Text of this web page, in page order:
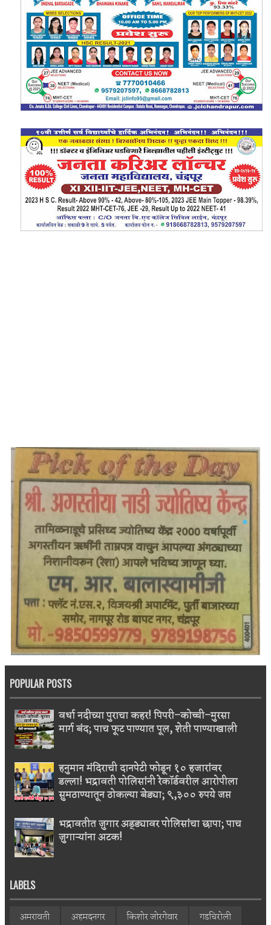
POPULAR POSTS
वर्धा नदीच्या पुराचा कहर! पिपरी–कोच्ची–मुरसा
मार्ग बंद; पाच फूट पाण्यात पूल, शेती पाण्याखाली
हनुमान मंदिराची दानपेटी फोडून १० हजारांवर
डल्ला! भद्रावती पोलिसांनी रेकॉर्डवरील आरोपीला
सुमठाण्यातून ठोकल्या बेड्या; ९,३०० रुपये जप्त
भद्रावतीत जुगार अड्ड्यावर पोलिसांचा छापा; पाच
जुगाऱ्यांना अटक!
LABELS
अमरावती अहमदनगर किशोर जोरगेवार
गडचिरोली